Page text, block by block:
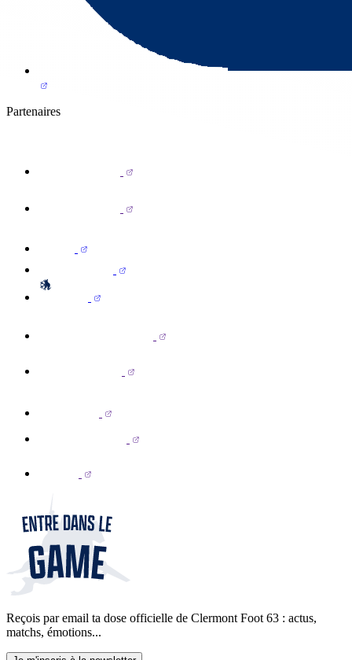
Partenaires
Reçois par email ta dose officielle de Clermont Foot 63 : actus,
matchs, émotions...